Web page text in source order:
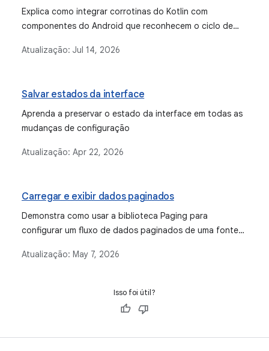
Explica como integrar corrotinas do Kotlin com
componentes do Android que reconhecem o ciclo de
ViewModelScope e escopos vinculados à composição.
Atualização: Jul 14, 2026
Salvar estados da interface
Aprenda a preservar o estado da interface em todas as
mudanças de configuração
Atualização: Apr 22, 2026
Carregar e exibir dados paginados
Demonstra como usar a biblioteca Paging para
configurar um fluxo de dados paginados de uma fonte
Atualização: May 7, 2026
Isso foi útil?